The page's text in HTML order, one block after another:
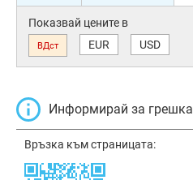
Показвай цените в
ВДст EUR USD
Информирай за грешка
Връзка към страницата: